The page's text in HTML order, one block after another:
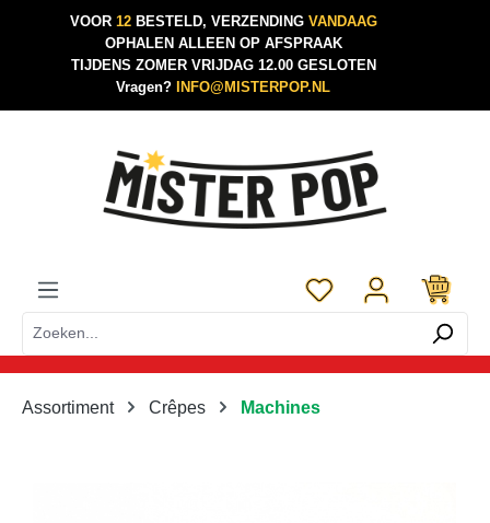
Ga naar de hoofdinhoud
VOOR 12 BESTELD, VERZENDING VANDAAG
OPHALEN ALLEEN OP AFSPRAAK
TIJDENS ZOMER VRIJDAG 12.00 GESLOTEN
Vragen?
INFO@MISTERPOP.NL
Je hebt 0 items op
Assortiment Crêpes Machines